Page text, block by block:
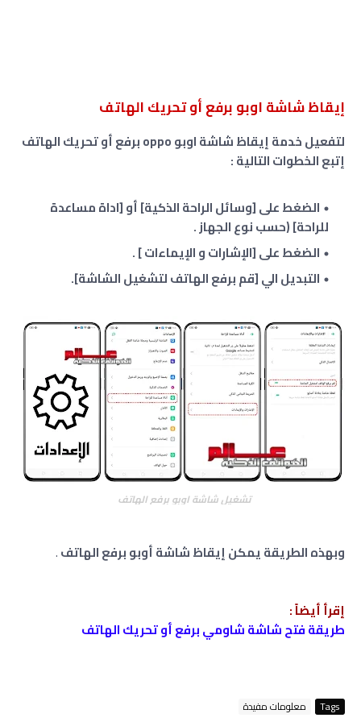
إيقاظ شاشة اوبو برفع أو تحريك الهاتف
لتفعيل خدمة إيقاظ شاشة اوبو oppo برفع أو تحريك الهاتف
إتبع الخطوات التالية :
الضغط على [وسائل الراحة الذكية] أو [اداة مساعدة
للراحة] (حسب نوع الجهاز .
الضغط على [الإشارات و الإيماءات ] .
التبديل الي [قم برفع الهاتف لتشغيل الشاشة].
تشغيل شاشة اوبو برفع الهاتف
وبهذه الطريقة يمكن إيقاظ شاشة أوبو برفع الهاتف.
إقرأ أيضاً :
طريقة فتح شاشة شاومي برفع أو تحريك الهاتف
Tags معلومات مفيدة